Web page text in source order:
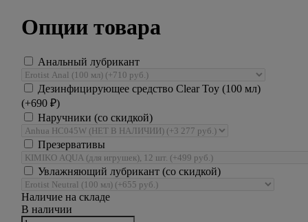
Опции товара
Анальный лубрикант
Дезинфицирующее средство Clear Toy (100 мл)
(+690 ₽)
Наручники (со скидкой)
Презервативы
Увлажняющий лубрикант (со скидкой)
Наличие на складе
В наличии